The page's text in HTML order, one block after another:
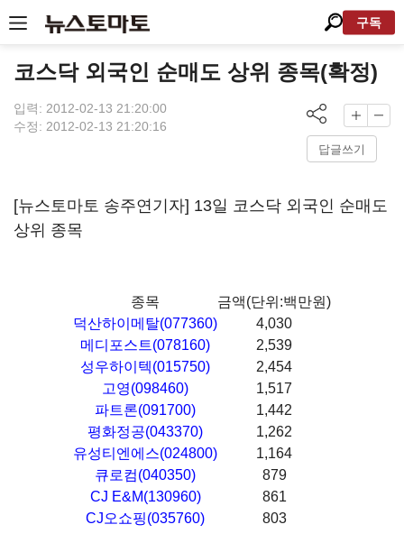
구독
코스닥 외국인 순매도 상위 종목(확정)
입력: 2012-02-13 21:20:00
수정: 2012-02-13 21:20:16
답글쓰기
[뉴스토마토 송주연기자] 13일 코스닥 외국인 순매도
상위 종목
종목
금액(단위:백만원)
덕산하이메탈(077360)
4,030
메디포스트(078160)
2,539
성우하이텍(015750)
2,454
고영(098460)
1,517
파트론(091700)
1,442
평화정공(043370)
1,262
유성티엔에스(024800)
1,164
큐로컴(040350)
879
CJ E&M(130960)
861
CJ오쇼핑(035760)
803